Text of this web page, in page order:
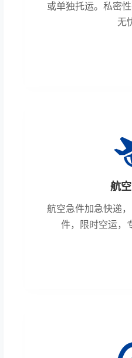
或单独托运。私密
无
航
航空急件加急快递
件，限时空运，